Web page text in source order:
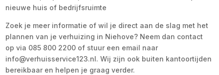
nieuwe huis of bedrijfsruimte
Zoek je meer informatie of wil je direct aan de slag met het
plannen van je verhuizing in Niehove? Neem dan contact
op via 085 800 2200 of stuur een email naar
info@verhuisservice123.nl. Wij zijn ook buiten kantoortijden
bereikbaar en helpen je graag verder.